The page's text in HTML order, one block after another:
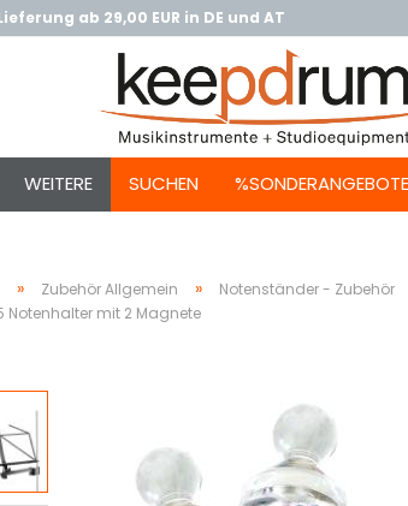
ab 29,00 EUR in DE und AT
SUCHEN
WEITERE
» Zubehör Allgemein » Notenständer - Zubehör
Notenhalter mit 2 Magnete